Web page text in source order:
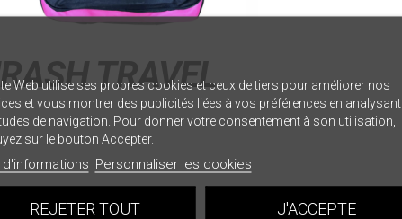
TRAVEL
Web utilise ses propres cookies et ceux de tiers pour améliorer nos
et vous montrer des publicités liées à vos préférences en
de navigation. Pour donner votre consentement à son utilisation,
sur le bouton Accepter.
d'informations Personnaliser les cookies
REJETER TOUT J'ACCEPTE